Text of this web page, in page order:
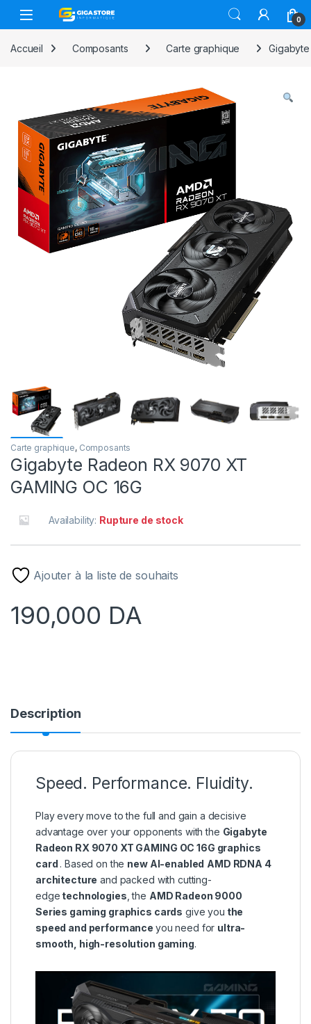
Skip to navigation
Skip to content
0
Accueil Composants Carte graphique Gigabyte
Carte graphique, Composants
Gigabyte Radeon RX 9070 XT
GAMING OC 16G
Availability: Rupture de stock
Ajouter à la liste de souhaits
190,000 DA
Description
Speed. Performance. Fluidity.
Play every move to the full and gain a decisive
advantage over your opponents with the Gigabyte
Radeon RX 9070 XT GAMING OC 16G graphics
card . Based on the newAI-enabled AMD RDNA 4
architecture and packed with cutting-
edge technologies , the AMD Radeon 9000
Series gaming graphics cards give you the
speed and performance you need for ultra-
smooth, high-resolution gaming.